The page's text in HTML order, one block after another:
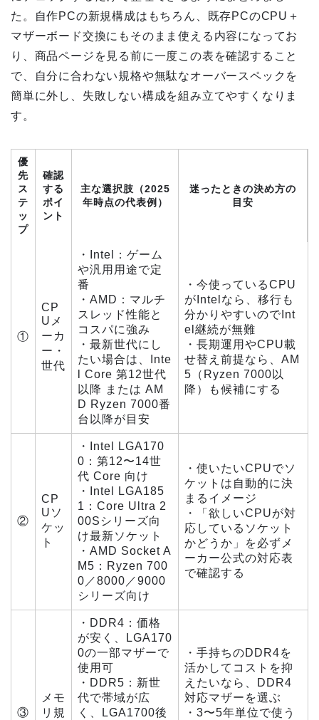
た。自作PCの新規構成はもちろん、既存PCのCPU＋
マザーボード交換にもそのまま使える内容になってお
り、商品ページを見る前に一度この表を確認すること
で、自分に合わない規格や無駄なオーバースペックを
簡単に外し、失敗しない構成を組み立てやすくなりま
す。
優
先
ス
テ
ッ
プ
確認
する
ポイ
ント
主な選択肢（2025
年時点の代表例）
迷ったときの決め方の
目安
①
CP
Uメ
ーカ
ー・
世代
・Intel：ゲーム
や汎用用途で定
番
・AMD：マルチ
スレッド性能と
コスパに強み
・最新世代にし
たい場合は、Inte
l Core 第12世代
以降 または AM
D Ryzen 7000番
台以降が目安
・今使っているCPU
がIntelなら、移行も
分かりやすいのでInt
el継続が無難
・長期運用やCPU載
せ替え前提なら、AM
5（Ryzen 7000以
降）も候補にする
②
CP
Uソ
ケッ
ト
・Intel LGA170
0：第12〜14世
代 Core 向け
・Intel LGA185
1：Core Ultra 2
00Sシリーズ向
け最新ソケット
・AMD Socket A
M5：Ryzen 700
0／8000／9000
シリーズ向け
・使いたいCPUでソ
ケットは自動的に決
まるイメージ
・「欲しいCPUが対
応しているソケット
かどうか」を必ずメ
ーカー公式の対応表
で確認する
③
メモ
リ規
・DDR4：価格
が安く、LGA170
0の一部マザーで
使用可
・DDR5：新世
代で帯域が広
く、LGA1700後
・手持ちのDDR4を
活かしてコストを抑
えたいなら、DDR4
対応マザーを選ぶ
・3〜5年単位で使う